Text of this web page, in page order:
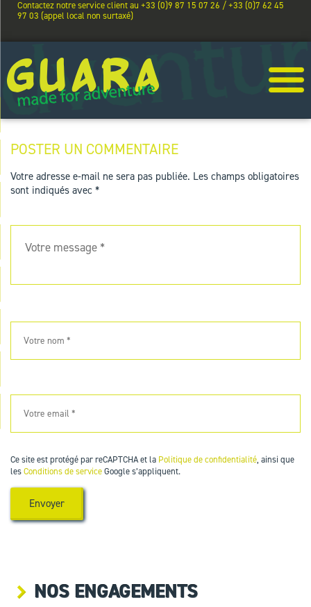
Contactez notre service client au +33 (0)9 87 15 07 26 / +33 (0)7 62 45
97 03 (appel local non surtaxé)
POSTER UN COMMENTAIRE
Votre adresse e-mail ne sera pas publiée. Les champs obligatoires
sont indiqués avec *
Ce site est protégé par reCAPTCHA et la Politique de confidentialité, ainsi que
lesConditions de serviceGoogle s’appliquent.
NOS ENGAGEMENTS